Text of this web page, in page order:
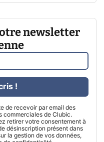
newsletter
de recevoir par email des
commerciales de Clubic.
retirer votre consentement à
désinscription présent dans
la gestion de vos données,
!